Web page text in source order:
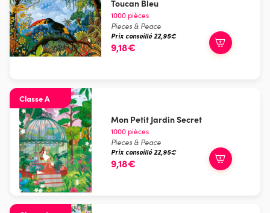
Toucan Bleu
1000 pièces
Pieces & Peace
Prix conseillé 22,95€
9,18€
Classe A
Mon Petit Jardin Secret
1000 pièces
Pieces & Peace
Prix conseillé 22,95€
9,18€